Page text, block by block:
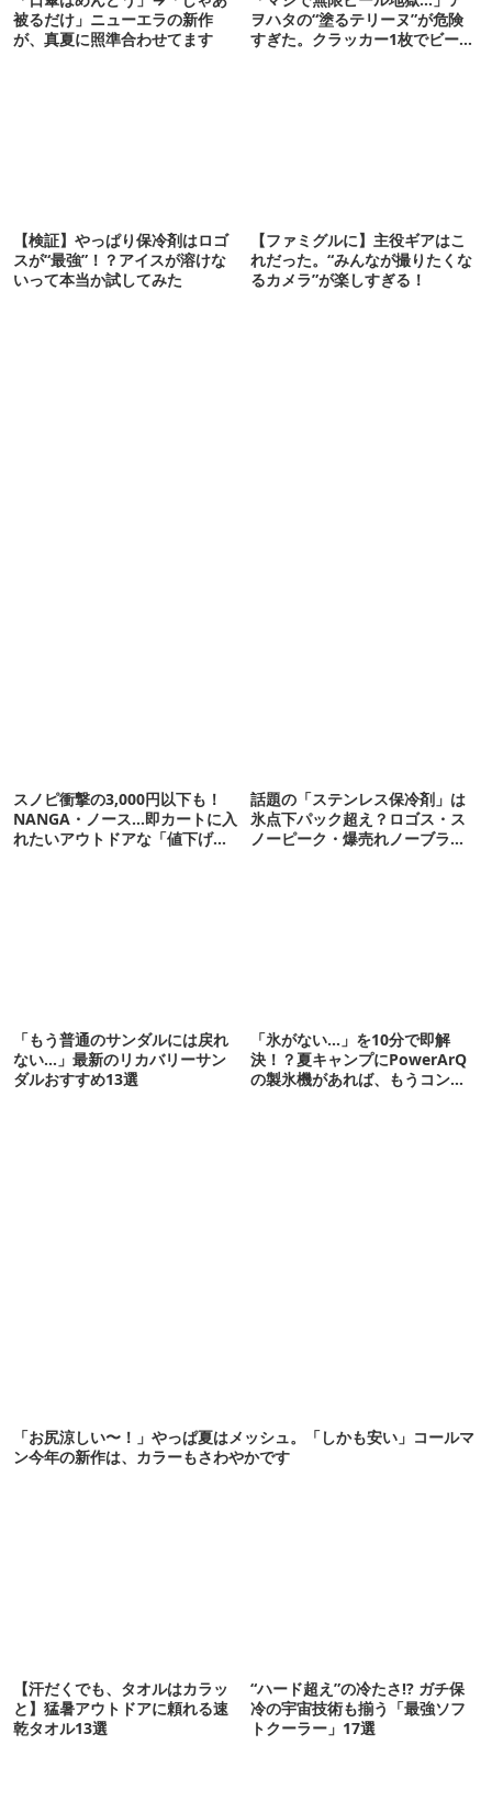
被るだけ」ニューエラの新作
が、真夏に照準合わせてます
ヲハタの“塗るテリーヌ”が危険
すぎた。クラッカー1枚でビール
【検証】やっぱり保冷剤はロゴ
スが“最強”！？アイスが溶けな
いって本当か試してみた
【ファミグルに】主役ギアはこ
れだった。“みんなが撮りたくな
るカメラ”が楽しすぎる！
スノピ衝撃の3,000円以下も！
NANGA・ノース…即カートに入
れたいアウトドアな「値下げ夏
話題の「ステンレス保冷剤」は
氷点下パック超え？ロゴス・ス
ノーピーク・爆売れノーブラン
「もう普通のサンダルには戻れ
ない…」最新のリカバリーサン
ダルおすすめ13選
「氷がない…」を10分で即解
決！？夏キャンプにPowerArQ
の製氷機があれば、もうコンビ
「お尻涼しい〜！」やっぱ夏はメッシュ。「しかも安い」コールマ
ン今年の新作は、カラーもさわやかです
【汗だくでも、タオルはカラッ
と】猛暑アウトドアに頼れる速
乾タオル13選
“ハード超え”の冷たさ!? ガチ保
冷の宇宙技術も揃う「最強ソフ
トクーラー」17選